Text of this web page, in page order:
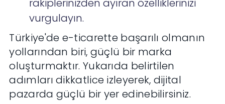
rakiplerinizden ayıran özelliklerinizi
vurgulayın.
Türkiye'de e-ticarette başarılı olmanın
yollarından biri, güçlü bir marka
oluşturmaktır. Yukarıda belirtilen
adımları dikkatlice izleyerek, dijital
pazarda güçlü bir yer edinebilirsiniz.